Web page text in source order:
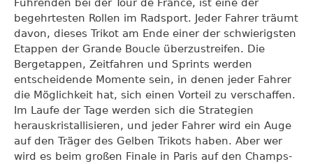
Führenden bei der Tour de France, ist eine der
begehrtesten Rollen im Radsport. Jeder Fahrer träumt
davon, dieses Trikot am Ende einer der schwierigsten
Etappen der Grande Boucle überzustreifen. Die
Bergetappen, Zeitfahren und Sprints werden
entscheidende Momente sein, in denen jeder Fahrer
die Möglichkeit hat, sich einen Vorteil zu verschaffen.
Im Laufe der Tage werden sich die Strategien
herauskristallisieren, und jeder Fahrer wird ein Auge
auf den Träger des Gelben Trikots haben. Aber wer
wird es beim großen Finale in Paris auf den Champs-